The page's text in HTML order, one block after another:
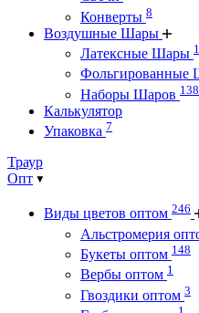
Конверты 8
Воздушные Шары
Латексные Шары
Фольгированные
Наборы Шаров 138
Калькулятор
Упаковка 7
Траур
Опт
Виды цветов оптом 246
Альстромерия
Букеты оптом 148
Вербы оптом 1
Гвоздики оптом 3